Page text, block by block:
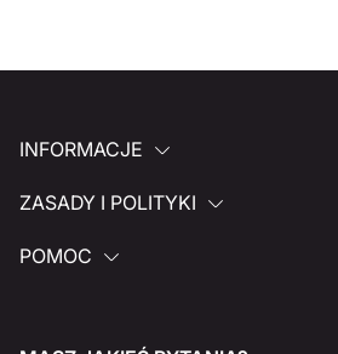
INFORMACJE
ZASADY I POLITYKI
POMOC